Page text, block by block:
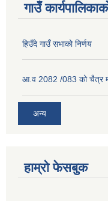
गाउँ
हिउँदे गाउँ सभाको निर्णय
आ.व 2082 /083 को चैत्र
अन्य
हाम्रो फेसबुक